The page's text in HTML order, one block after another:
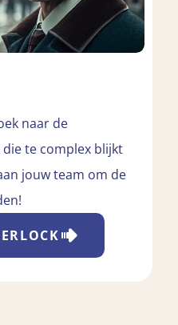
naar de
die te complex blijkt
jouw team om de